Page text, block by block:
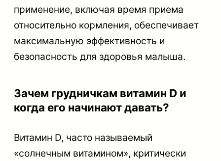
применение, включая время приема
относительно кормления, обеспечивает
максимальную эффективность и
безопасность для здоровья малыша.
Зачем грудничкам витамин D и
когда его начинают давать?
Витамин D, часто называемый
«солнечным витамином», критически